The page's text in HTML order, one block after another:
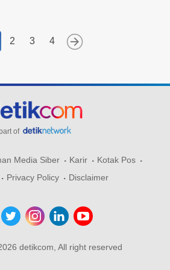
2 3 4
of
Media Siber Karir
Kotak Pos
Privacy Policy Disclaimer
detikcom, All right reserved